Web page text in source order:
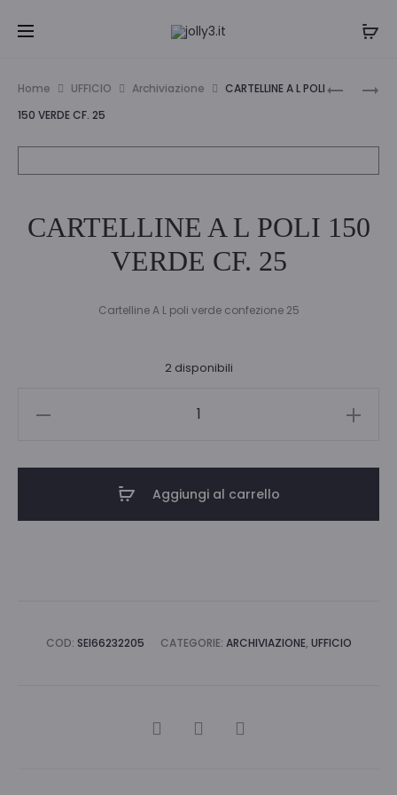
i
POLI
T
CF.25
POLI
150
CF.
25
Home UFFICIO Archiviazione
CARTELLINE A L POLI
150 VERDE CF. 25
CARTELLINE A L POLI 150
VERDE CF. 25
Cartelline A L poli verde confezione 25
2 disponibili
Aggiungi al carrello
COD: SEI66232205 CATEGORIE: ARCHIVIAZIONE, UFFICIO
CONDIVIDI